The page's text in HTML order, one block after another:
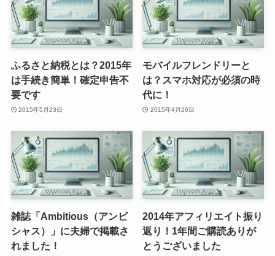
ふるさと納税とは？2015年
は手続き簡単！確定申告不
要です
2015年5月23日
モバイルフレンドリーと
は？スマホ対応が必須の時
代に！
2015年4月26日
雑誌「Ambitious（アンビ
シャス）」に夫婦で掲載さ
れました！
2014年アフィリエイト振り
返り！1年間ご購読ありが
とうございました